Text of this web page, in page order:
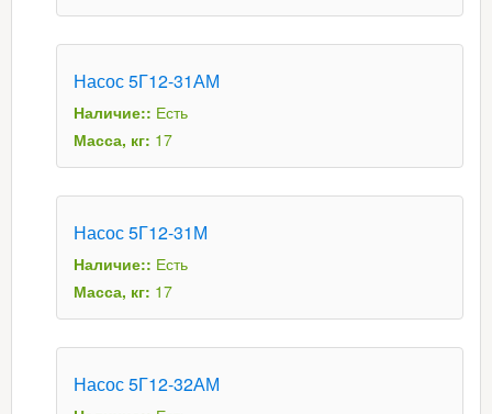
Насос 5Г12-31АМ
Наличие:: Есть
Масса, кг: 17
Насос 5Г12-31М
Наличие:: Есть
Масса, кг: 17
Насос 5Г12-32АМ